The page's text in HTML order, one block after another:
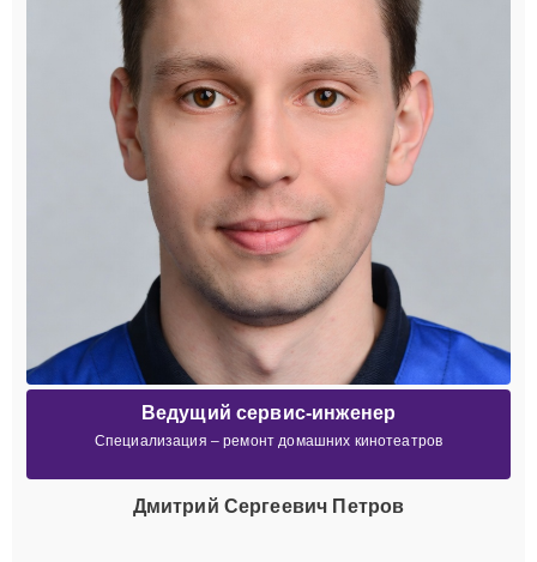
Ведущий сервис-инженер
Специализация – ремонт домашних кинотеатров
Дмитрий Сергеевич Петров